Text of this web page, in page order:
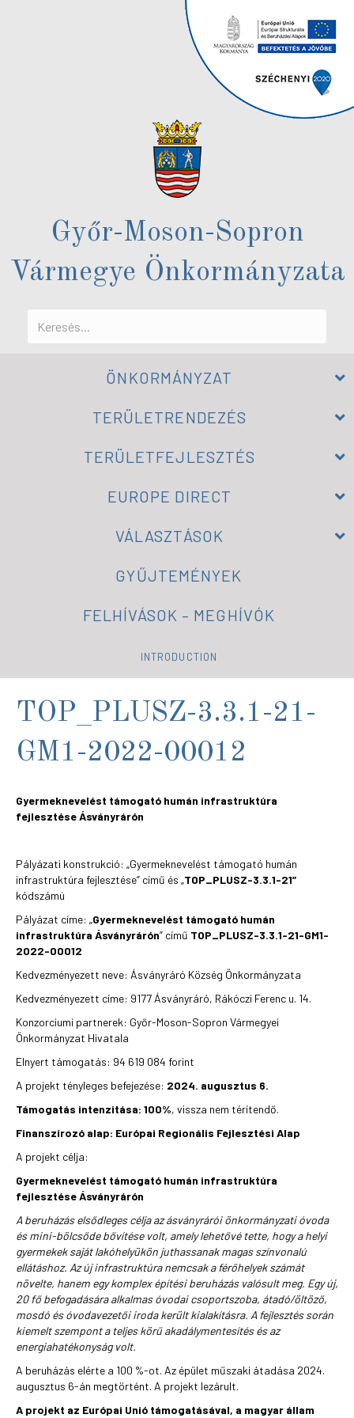
Győr-Moson-Sopron
Vármegye Önkormányzata
ÖNKORMÁNYZAT
TERÜLETRENDEZÉS
TERÜLETFEJLESZTÉS
EUROPE DIRECT
VÁLASZTÁSOK
GYŰJTEMÉNYEK
FELHÍVÁSOK – MEGHÍVÓK
INTRODUCTION
TOP_PLUSZ-3.3.1-21-
GM1-2022-00012
Gyermeknevelést támogató humán infrastruktúra
fejlesztése Ásványrárón
Pályázati konstrukció: „Gyermeknevelést támogató humán
infrastruktúra fejlesztése” című és „TOP_PLUSZ-3.3.1-21”
kódszámú
Pályázat címe: „Gyermeknevelést támogató humán
infrastruktúra Ásványrárón” című TOP_PLUSZ-3.3.1-21-GM1-
2022-00012
Kedvezményezett neve: Ásványráró Község Önkormányzata
Kedvezményezett címe: 9177 Ásványráró, Rákóczi Ferenc u. 14.
Konzorciumi partnerek: Győr-Moson-Sopron Vármegyei
Önkormányzat Hivatala
Elnyert támogatás: 94 619 084 forint
A projekt tényleges befejezése: 2024. augusztus 6.
Támogatás intenzitása: 100%, vissza nem térítendő.
Finanszírozó alap: Európai Regionális Fejlesztési Alap
A projekt célja:
Gyermeknevelést támogató humán infrastruktúra
fejlesztése Ásványrárón
A beruházás elsődleges célja az ásványrárói önkormányzati óvoda
és mini-bölcsőde bővítése volt, amely lehetővé tette, hogy a helyi
gyermekek saját lakóhelyükön juthassanak magas színvonalú
ellátáshoz. Az új infrastruktúra nemcsak a férőhelyek számát
növelte, hanem egy komplex építési beruházás valósult meg. Egy új,
20 fő befogadására alkalmas óvodai csoportszoba, átadó/öltöző,
mosdó és óvodavezetői iroda került kialakításra. A fejlesztés során
kiemelt szempont a teljes körű akadálymentesítés és az
energiahatékonyság volt.
A beruházás elérte a 100 %-ot. Az épület műszaki átadása 2024.
augusztus 6-án megtörtént. A projekt lezárult.
A projekt az Európai Unió támogatásával, a magyar állam